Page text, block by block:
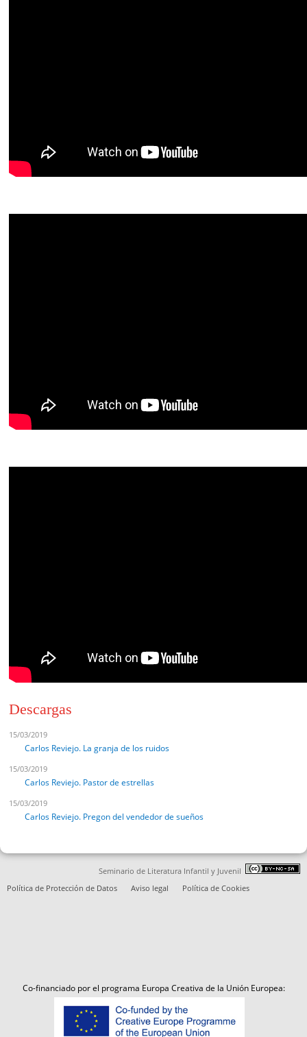
Descargas
15/03/2019
Carlos Reviejo. La granja de los ruidos
15/03/2019
Carlos Reviejo. Pastor de estrellas
15/03/2019
Carlos Reviejo. Pregon del vendedor de sueños
Seminario de Literatura Infantil y Juvenil
Política de Protección de Datos
Aviso legal Política de Cookies
Co-financiado por el programa Europa Creativa de la Unión Europea: